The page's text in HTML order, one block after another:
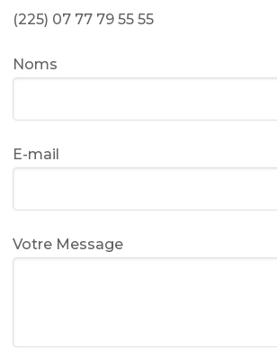
(225) 07 77 79 55 55
Noms
E-mail
Votre Message